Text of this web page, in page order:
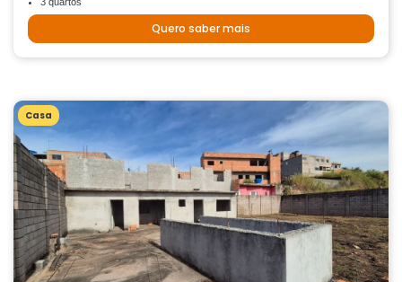
Quero saber mais
Casa